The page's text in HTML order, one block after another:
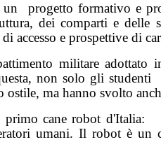
un
progetto formativo e
dei comparti e
accesso e prospettive di
militare adottato
non solo gli studenti
ma hanno svolto
primo cane robot d'Italia:
umani. Il robot è